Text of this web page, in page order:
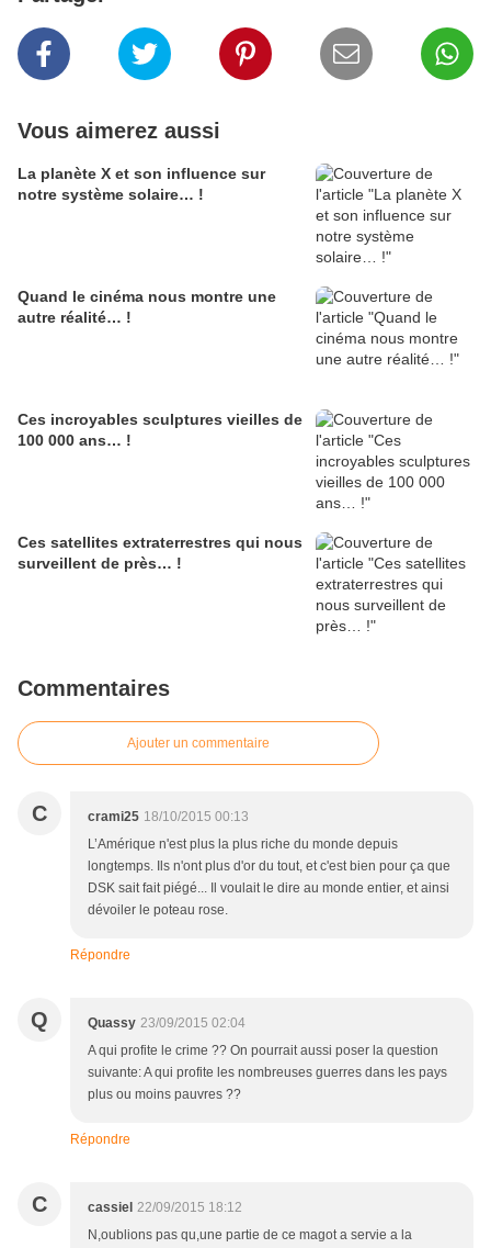
Vous aimerez aussi
La planète X et son influence sur
notre système solaire… !
Quand le cinéma nous montre une
autre réalité… !
Ces incroyables sculptures vieilles de
100 000 ans… !
Ces satellites extraterrestres qui nous
surveillent de près… !
Commentaires
Ajouter un commentaire
C crami25 18/10/2015 00:13
L’Amérique n'est plus la plus riche du monde depuis
longtemps. Ils n'ont plus d'or du tout, et c'est bien pour ça que
DSK sait fait piégé... Il voulait le dire au monde entier, et ainsi
dévoiler le poteau rose.
Répondre
Q Quassy 23/09/2015 02:04
A qui profite le crime ?? On pourrait aussi poser la question
suivante: A qui profite les nombreuses guerres dans les pays
plus ou moins pauvres ??
Répondre
C cassiel 22/09/2015 18:12
N,oublions pas qu,une partie de ce magot a servie a la